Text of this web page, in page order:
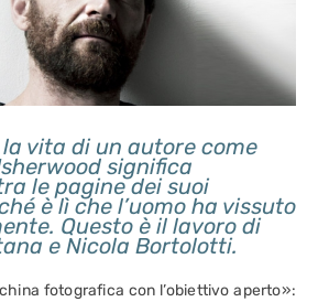
vita di un autore come
significa
le pagine dei suoi
è lì che l’uomo ha vissuto
Questo è il lavoro di
e Nicola Bortolotti.
fotografica con l’obiettivo aperto»: